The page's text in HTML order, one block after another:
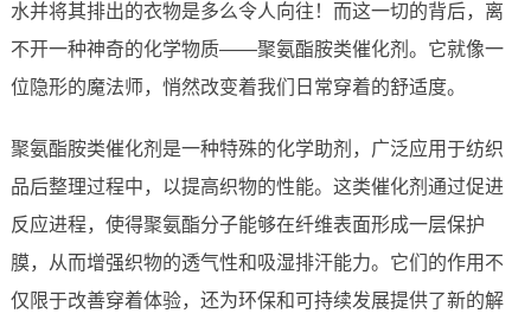
水并将其排出的衣物是多么令人向往！而这一切的背后，离
不开一种神奇的化学物质——聚氨酯胺类催化剂。它就像一
位隐形的魔法师，悄然改变着我们日常穿着的舒适度。
聚氨酯胺类催化剂是一种特殊的化学助剂，广泛应用于纺织
品后整理过程中，以提高织物的性能。这类催化剂通过促进
反应进程，使得聚氨酯分子能够在纤维表面形成一层保护
膜，从而增强织物的透气性和吸湿排汗能力。它们的作用不
仅限于改善穿着体验，还为环保和可持续发展提供了新的解